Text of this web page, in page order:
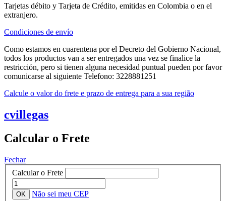
Tarjetas débito y Tarjeta de Crédito, emitidas en Colombia o en el
extranjero.
Condiciones de envío
Como estamos en cuarentena por el Decreto del Gobierno Nacional,
todos los productos van a ser entregados una vez se finalice la
restricción, pero si tienen alguna necesidad puntual pueden por favor
comunicarse al siguiente Telefono: 3228881251
Calcule o valor do frete e prazo de entrega para a sua região
cvillegas
Calcular o Frete
Fechar
Calcular o Frete
Não sei meu CEP